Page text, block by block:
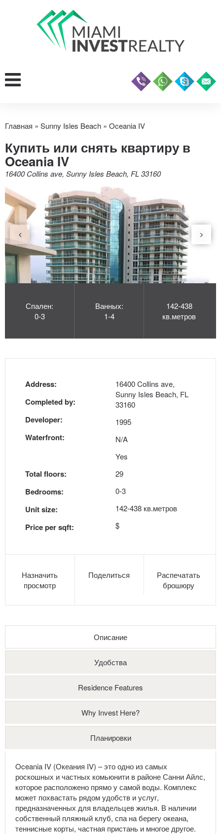
Главная » Sunny Isles Beach » Oceania IV
Купить или снять квартиру в
Oceania IV
16400 Collins ave, Sunny Isles Beach, FL 33160
Спален:
0-3
Ванных:
1-4
142-438
кв.метров
Address:
Completed by:
Developer:
Waterfront:
16400 Collins ave,
Sunny Isles Beach, FL
33160
1995
N/A
Yes
Total floors:
Bedrooms:
Unit size:
Price per sqft:
29
0-3
142-438 кв.метров
$
Назначить
просмотр
Поделиться
Распечатать
брошюру
Описание
Удобства
Residence Features
Why Invest Here?
Планировки
Oceania IV (Океания IV) – это одно из самых
роскошных и частных комьюнити в районе Санни Айлс,
которое расположено прямо у самой воды. Комплекс
может похвастать рядом удобств и услуг,
предназначенных для владельцев жилья. В наличии
собственный пляжный клуб, спа на берегу океана,
теннисные корты, частная пристань и многое другое.